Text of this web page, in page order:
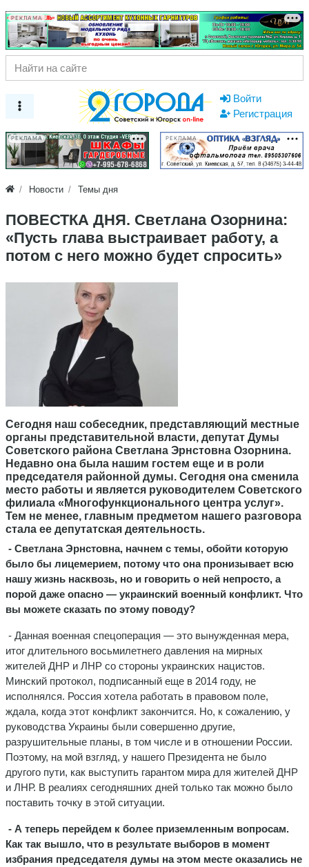
РЕКЛАМА
Войти
Регистрация
РЕКЛАМА РЕКЛАМА
Новости Темы дня
ПОВЕСТКА ДНЯ. Светлана Озорнина:
«Пусть глава выстраивает работу, а
потом с него можно будет спросить»
Сегодня наш собеседник, представляющий местные
органы представительной власти, депутат Думы
Советского района Светлана Эрнстовна Озорнина.
Недавно она была нашим гостем еще и в роли
председателя районной думы. Сегодня она сменила
место работы и является руководителем Советского
филиала «Многофункционального центра услуг».
Тем не менее, главным предметом нашего разговора
стала ее депутатская деятельность.
- Светлана Эрнстовна, начнем с темы, обойти которую
было бы лицемерием, потому что она пронизывает всю
нашу жизнь насквозь, но и говорить о ней непросто, а
порой даже опасно — украинский военный конфликт. Что
вы можете сказать по этому поводу?
- Данная военная спецоперация — это вынужденная мера,
итог длительного восьмилетнего давления на мирных
жителей ДНР и ЛНР со стороны украинских нацистов.
Минский протокол, подписанный еще в 2014 году, не
исполнялся. Россия хотела работать в правовом поле,
ждала, когда этот конфликт закончится. Но, к сожалению, у
руководства Украины были совершенно другие,
разрушительные планы, в том числе и в отношении России.
Поэтому, на мой взгляд, у нашего Президента не было
другого пути, как выступить гарантом мира для жителей ДНР
и ЛНР. В реалиях сегодняшних дней только так можно было
поставить точку в этой ситуации.
- А теперь перейдем к более приземленным вопросам.
Как так вышло, что в результате выборов в момент
избрания председателя думы на этом месте оказались не